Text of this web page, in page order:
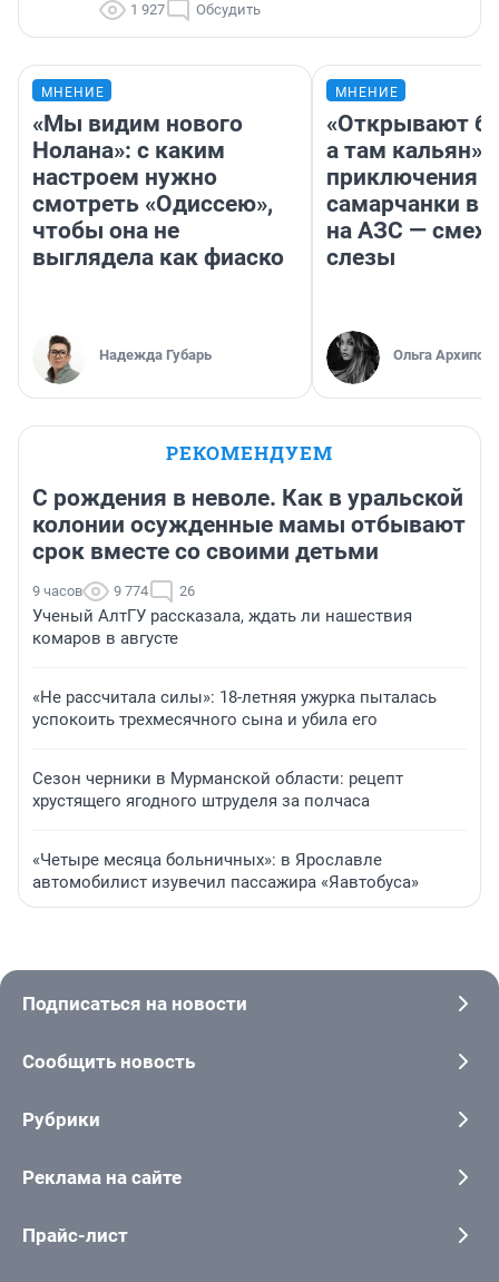
1 927 Обсудить
МНЕНИЕ
«Мы видим нового
Нолана»: с каким
настроем нужно
смотреть «Одиссею»,
чтобы она не
выглядела как фиаско
Надежда Губарь
МНЕНИЕ
«Открывают
а там кальян»:
приключения
самарчанки в
на АЗС — смех
слезы
Ольга Архипова
РЕКОМЕНДУЕМ
С рождения в неволе. Как в уральской
колонии осужденные мамы отбывают
срок вместе со своими детьми
9 часов 9 774 26
Ученый АлтГУ рассказала, ждать ли нашествия
комаров в августе
«Не рассчитала силы»: 18-летняя ужурка пыталась
успокоить трехмесячного сына и убила его
Сезон черники в Мурманской области: рецепт
хрустящего ягодного штруделя за полчаса
«Четыре месяца больничных»: в Ярославле
автомобилист изувечил пассажира «Яавтобуса»
Подписаться на новости
Сообщить новость
Рубрики
Реклама на сайте
Прайс-лист